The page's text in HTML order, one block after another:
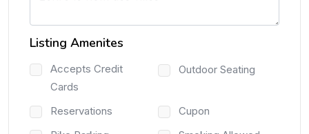
Listing Amenites
Accepts Credit
Cards
Outdoor Seating
Reservations
Cupon